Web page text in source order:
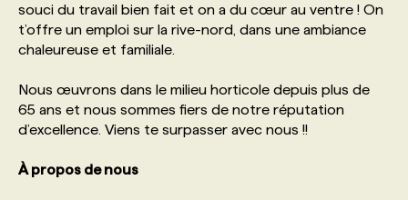
NOS TARIFS
PROGRAMMES DE SUBVENTIONS
ANNONCEZ AVEC NOUS
souci du travail bien fait et on a du cœur au ventre ! On
t’offre un emploi sur la rive-nord, dans une ambiance
chaleureuse et familiale.
Nous œuvrons dans le milieu horticole depuis plus de
65 ans et nous sommes fiers de notre réputation
d’excellence. Viens te surpasser avec nous !!
À propos de nous